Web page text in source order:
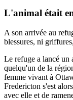
L'animal était
A son arrivée au
blessures, ni
Le refuge a lancé un
quelqu'un de la
femme vivant à
Fredericton s'est
avec elle et de